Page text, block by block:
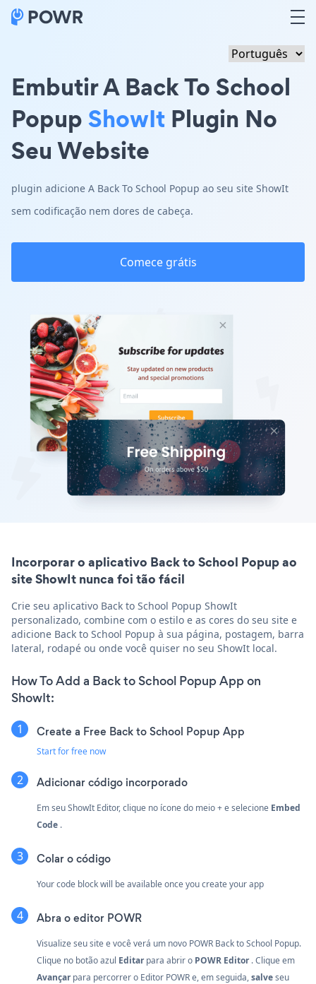
Embutir A Back To School
PopupShowIt Plugin No
Seu Website
plugin adicione A Back To School Popup ao seu site ShowIt
sem codificação nem dores de cabeça.
Comece grátis
Incorporar o aplicativo Back to School Popup ao
site ShowIt nunca foi tão fácil
Crie seu aplicativo Back to School Popup ShowIt
personalizado, combine com o estilo e as cores do seu site e
adicione Back to School Popup à sua página, postagem, barra
lateral, rodapé ou onde você quiser no seu ShowIt local.
How To Add a Back to School Popup App on
ShowIt:
Create a Free Back to School Popup App
Start for free now
Adicionar código incorporado
Em seu ShowIt Editor, clique no ícone do meio + e selecione Embed
Code .
Colar o código
Your code block will be available once you create your app
Abra o editor POWR
Visualize seu site e você verá um novo POWR Back to School Popup.
Clique no botão azul Editarpara abrir o POWR Editor. Clique em
Avançarpara percorrer o Editor POWR e, em seguida,salveseu